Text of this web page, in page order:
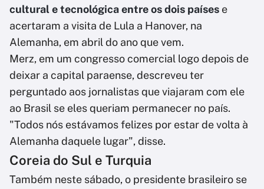
cultural e tecnológica entre os dois países e
acertaram a visita de Lula a Hanover, na
Alemanha, em abril do ano que vem.
Merz, em um congresso comercial logo depois de
deixar a capital paraense, descreveu ter
perguntado aos jornalistas que viajaram com ele
ao Brasil se eles queriam permanecer no país.
"Todos nós estávamos felizes por estar de volta à
Alemanha daquele lugar", disse.
Coreia do Sul e Turquia
Também neste sábado, o presidente brasileiro se